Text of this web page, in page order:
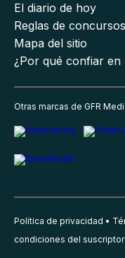
El diario de hoy
Reglas de concursos
Mapa del sitio
¿Por qué confiar en
Otras marcas de GFR
Política de privacidad
condiciones del suscriptor